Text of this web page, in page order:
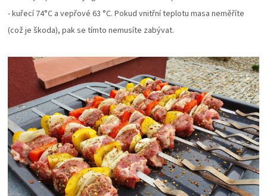
POUKAZY
ZNAČKY
MĚNA
(CZK)
PŘIHLÁŠENÍ
- kuřecí 74°C a vepřové 63 °C. Pokud vnitřní teplotu masa neměříte
(což je škoda), pak se tímto nemusíte zabývat.